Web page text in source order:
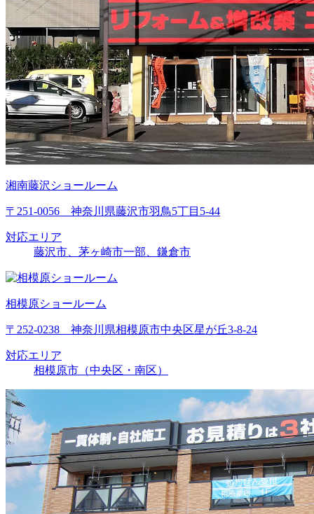
湘南藤沢ショールーム
〒251-0056 神奈川県藤沢市羽鳥5丁目5-44
対応エリア
藤沢市、茅ヶ崎市一部、鎌倉市
相模原ショールーム
〒252-0238 神奈川県相模原市中央区星が丘3-8-24
対応エリア
相模原市（中央区・南区）